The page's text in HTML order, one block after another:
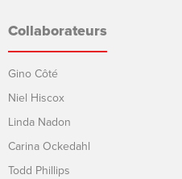
Collaborateurs
Gino Côté
Niel Hiscox
Linda Nadon
Carina Ockedahl
Todd Phillips